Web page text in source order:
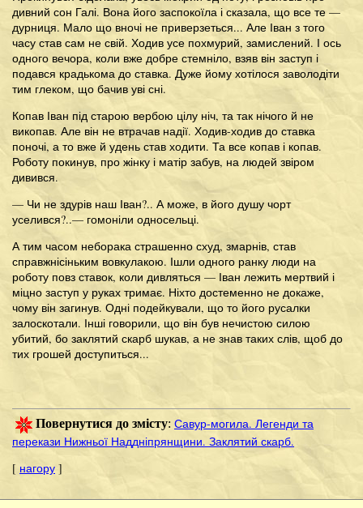
дивний сон Галі. Вона його заспокоїла і сказала, що все те —
дурниця. Мало що вночі не приверзеться... Але Іван з того
часу став сам не свій. Ходив усе похмурий, замислений. І ось
одного вечора, коли вже добре стемніло, взяв він заступ і
подався крадькома до ставка. Дуже йому хотілося заволодіти
тим глеком, що бачив уві сні.
Копав Іван під старою вербою цілу ніч, та так нічого й не
викопав. Але він не втрачав надії. Ходив-ходив до ставка
поночі, а то вже й удень став ходити. Та все копав і копав.
Роботу покинув, про жінку і матір забув, на людей звіром
дивився.
— Чи не здурів наш Іван?.. А може, в його душу чорт
уселився?..— гомоніли односельці.
А тим часом неборака страшенно схуд, змарнів, став
справжнісіньким вовкулакою. Ішли одного ранку люди на
роботу повз ставок, коли дивляться — Іван лежить мертвий і
міцно заступ у руках тримає. Ніхто достеменно не докаже,
чому він загинув. Одні подейкували, що то його русалки
залоскотали. Інші говорили, що він був нечистою силою
убитий, бо заклятий скарб шукав, а не знав таких слів, щоб до
тих грошей доступиться...
Повернутися до змісту: Савур-могила. Легенди та
перекази Нижньої Наддніпрянщини. Заклятий скарб.
[ нагору ]